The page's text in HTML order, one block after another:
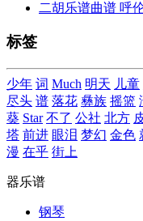
二胡乐谱曲谱 呼
标签
少年 词 Much 明天 儿童
尽头 谱 落花 彝族 摇篮
葵 Star 不了 公社 北方
塔 前进 眼泪 梦幻 金色
漫 在乎 街上
器乐谱
钢琴